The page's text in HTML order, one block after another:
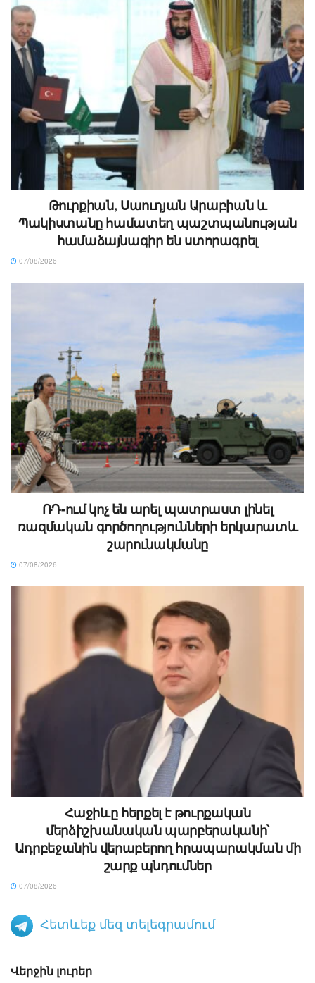
Թուրքիան, Սաուդյան Արաբիան և
Պակիստանը համատեղ պաշտպանության
համաձայնագիր են ստորագրել
07/08/2026
ՌԴ-ում կոչ են արել պատրաստ լինել
ռազմական գործողությունների երկարատև
շարունակմանը
07/08/2026
Հաջիևը հերքել է թուրքական
մերձիշխանական պարբերականի՝
Ադրբեջանին վերաբերող հրապարակման մի
շարք պնդումներ
07/08/2026
Հետևեք մեզ տելեգրամում
Վերջին լուրեր